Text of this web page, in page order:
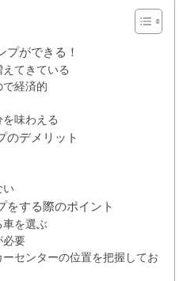
プができる！
てきている
で経済的
味わえる
のデメリット
い
をする際のポイント
車を選ぶ
必要
センターの位置を把握してお